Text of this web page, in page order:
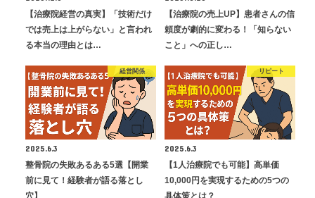
【治療院経営の真実】「技術だけ
では売上は上がらない」と言われ
る本当の理由とは…
【治療院の売上UP】患者さんの信
頼度が劇的に変わる！「知らない
こと」への正し…
経営関係
2025.6.3
整骨院の失敗あるある5選【開業
前に見て！経験者が語る落とし
穴】
リピート
2025.6.3
【1人治療院でも可能】高単価
10,000円を実現するための5つの
具体策とは？